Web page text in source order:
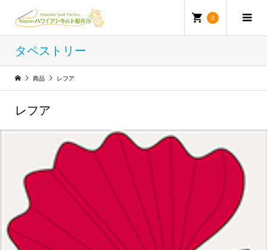
0
タペストリー
商品 レフア
レフア